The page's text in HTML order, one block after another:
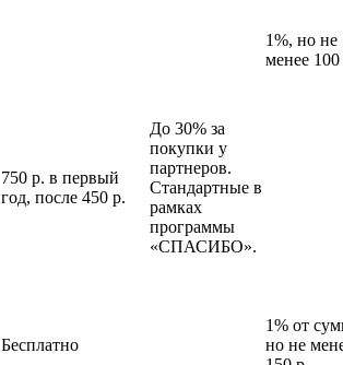
1%, но не
менее 100
750 р. в первый
год, после 450 р.
До 30% за
покупки у
партнеров.
Стандартные в
рамках
программы
«СПАСИБО».
Бесплатно
1% от
но не